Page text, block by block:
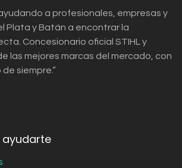
a profesionales, empresas y
Plata y Batán a encontrar la
Concesionario oficial STIHL y
las mejores marcas del mercado, con
siempre.”
ayudarte